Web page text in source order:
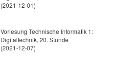
(2021-12-01)
Vorlesung Technische Informatik 1:
Digitaltechnik, 20. Stunde
(2021-12-07)